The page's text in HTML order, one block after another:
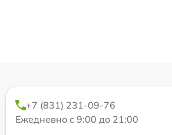
+7 (831) 231-09-76
Ежедневно с 9:00 до 21:00